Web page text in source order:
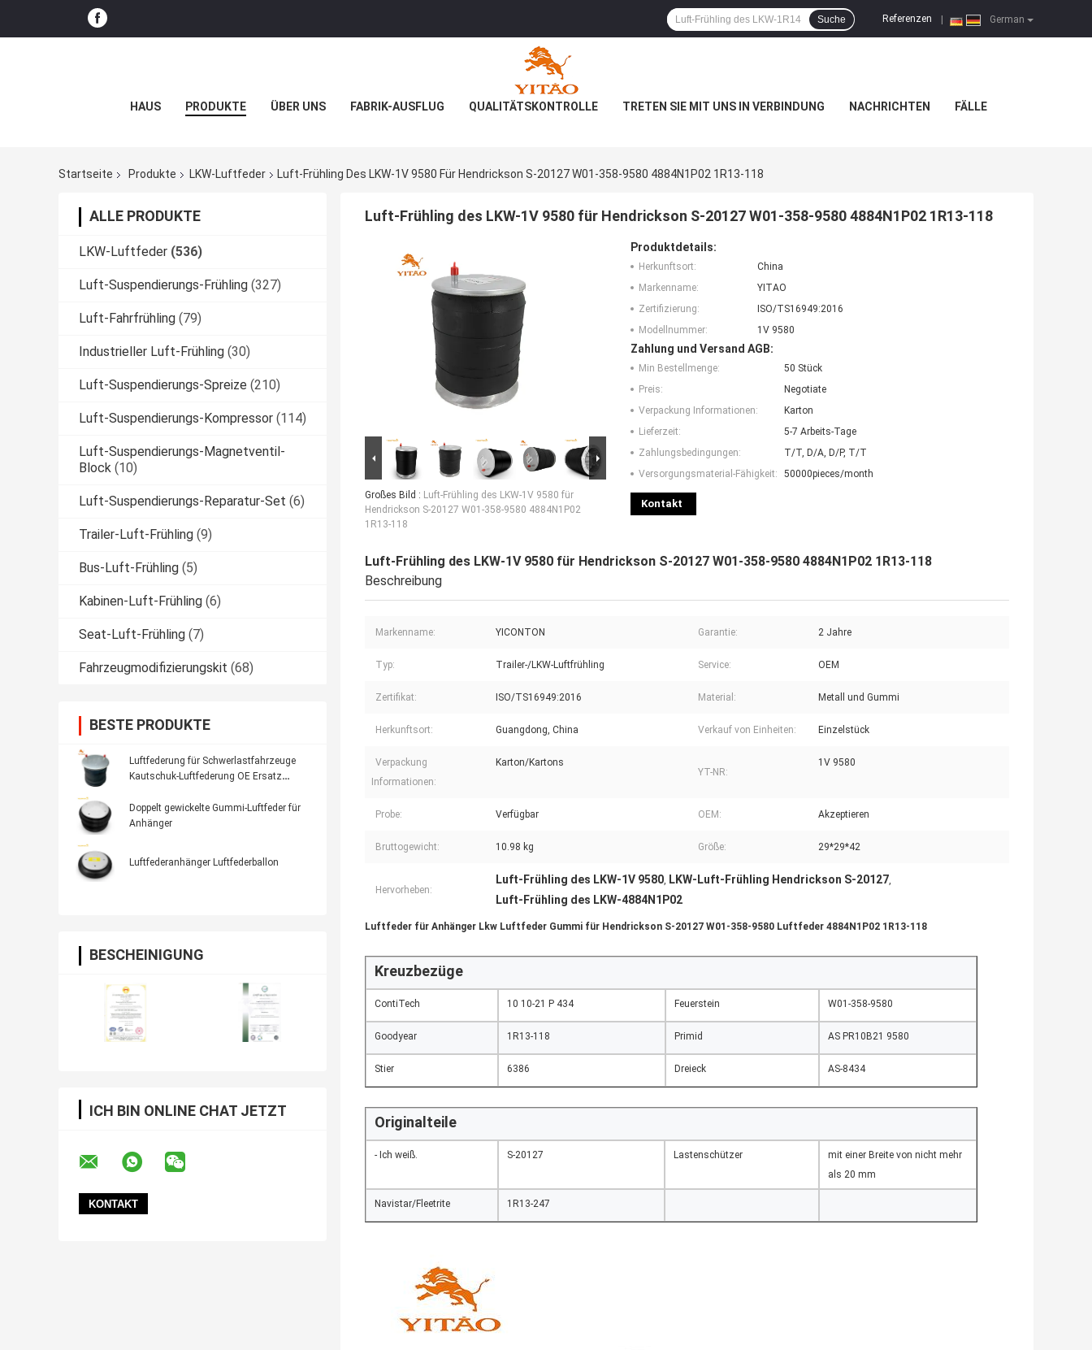
German
Referenzen
Suche
HAUS PRODUKTE ÜBER UNS FABRIK-AUSFLUG QUALITÄTSKONTROLLE TRETEN SIE MIT UNS IN VERBINDUNG NACHRICHTEN FÄLLE
Startseite Produkte LKW-Luftfeder Luft-Frühling Des LKW-1V 9580 Für Hendrickson S-20127 W01-358-9580 4884N1P02 1R13-118
ALLE PRODUKTE
LKW-Luftfeder (536)
Luft-Suspendierungs-Frühling (327)
Luft-Fahrfrühling (79)
Industrieller Luft-Frühling (30)
Luft-Suspendierungs-Spreize (210)
Luft-Suspendierungs-Kompressor (114)
Luft-Suspendierungs-Magnetventil-
Block (10)
Luft-Suspendierungs-Reparatur-Set (6)
Trailer-Luft-Frühling (9)
Bus-Luft-Frühling (5)
Kabinen-Luft-Frühling (6)
Seat-Luft-Frühling (7)
Fahrzeugmodifizierungskit (68)
BESTE PRODUKTE
Luftfederung für Schwerlastfahrzeuge
Kautschuk-Luftfederung OE Ersatz
8050, AB Vovo 3130498
Doppelt gewickelte Gummi-Luftfeder für
Anhänger
Luftfederanhänger Luftfederballon
BESCHEINIGUNG
ICH BIN ONLINE CHAT JETZT
Luft-Frühling des LKW-1V 9580 für Hendrickson S-20127 W01-358-9580 4884N1P02 1R13-118
Großes Bild : Luft-Frühling des LKW-1V 9580 für
Hendrickson S-20127 W01-358-9580 4884N1P02
1R13-118
Produktdetails:
Herkunftsort:
China
Markenname:
YITAO
Zertifizierung:
ISO/TS16949:2016
Modellnummer:
1V 9580
Zahlung und Versand AGB:
Min Bestellmenge:
50 Stück
Preis:
Negotiate
Verpackung Informationen:
Karton
Lieferzeit:
5-7 Arbeits-Tage
Zahlungsbedingungen:
T/T, D/A, D/P, T/T
Versorgungsmaterial-Fähigkeit:
50000pieces/month
Kontakt
Luft-Frühling des LKW-1V 9580 für Hendrickson S-20127 W01-358-9580 4884N1P02 1R13-118
Beschreibung
Markenname: YICONTON Garantie: 2 Jahre
Typ: Trailer-/LKW-Luftfrühling Service: OEM
Zertifikat: ISO/TS16949:2016 Material: Metall und Gummi
Herkunftsort: Guangdong, China Verkauf von Einheiten: Einzelstück
Verpackung
Informationen:
Karton/Kartons
YT-NR:
1V 9580
Probe: Verfügbar OEM: Akzeptieren
Bruttogewicht: 10.98 kg Größe: 29*29*42
Hervorheben:
Luft-Frühling des LKW-1V 9580, LKW-Luft-Frühling Hendrickson S-20127,
Luft-Frühling des LKW-4884N1P02
Luftfeder für Anhänger Lkw Luftfeder Gummi für Hendrickson S-20127 W01-358-9580 Luftfeder 4884N1P02 1R13-118
Kreuzbezüge
ContiTech 10 10-21 P 434 Feuerstein W01-358-9580
Goodyear 1R13-118 Primid AS PR10B21 9580
Stier 6386 Dreieck AS-8434
Originalteile
- Ich weiß. S-20127 Lastenschützer
mit einer Breite von nicht mehr
als 20 mm
Navistar/Fleetrite 1R13-247